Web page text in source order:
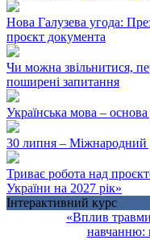
Нова Галузева угода:
проєкт документа
Чи можна звільнитися,
поширені запитання
Українська мова –
30 липня – Міжнародний
Триває робота над
України на 2027 рік»
Інтерактивний курс
«Вплив
навчанню: